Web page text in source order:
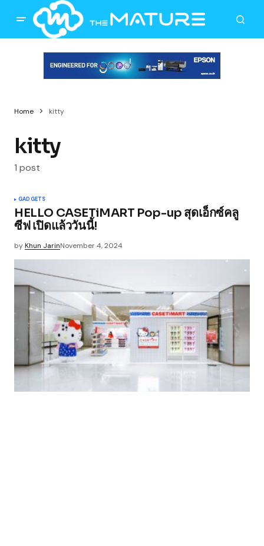
Home kitty
kitty
1 post
GADGETS
HELLO CASETiMART Pop-up สุดเอ็กซ์คลู
ซีฟ เปิดแล้ววันนี้!
byKhun JarinNovember 4, 2024